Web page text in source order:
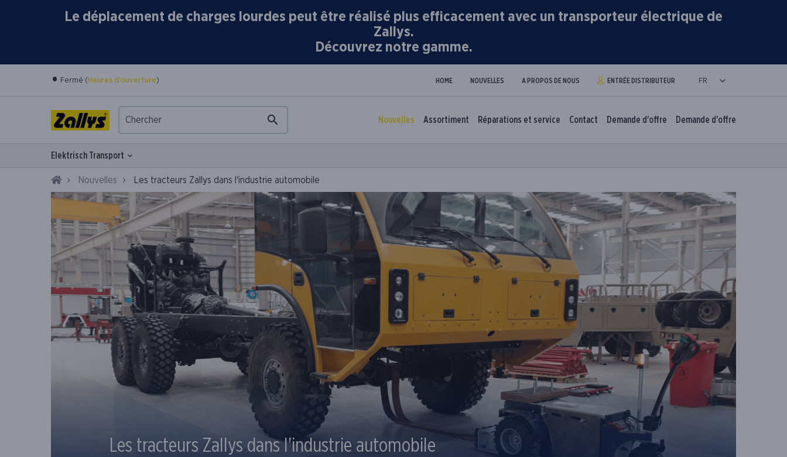
Le déplacement de charges lourdes peut être réalisé plus efficacement avec un transporteur électrique de
Zallys.
Découvrez notre gamme.
• Fermé ( Heures d'ouverture) HOME NOUVELLES A PROPOS DE NOUS ENTRÉE DISTRIBUTEUR
Nouvelles Assortiment Réparations et service Contact Demande d'offre Demande d'offre
Elektrisch Transport
HomeNouvelles Les tracteurs Zallys dans l'industrie automobile
Les tracteurs Zallys dans l'industrie automobile